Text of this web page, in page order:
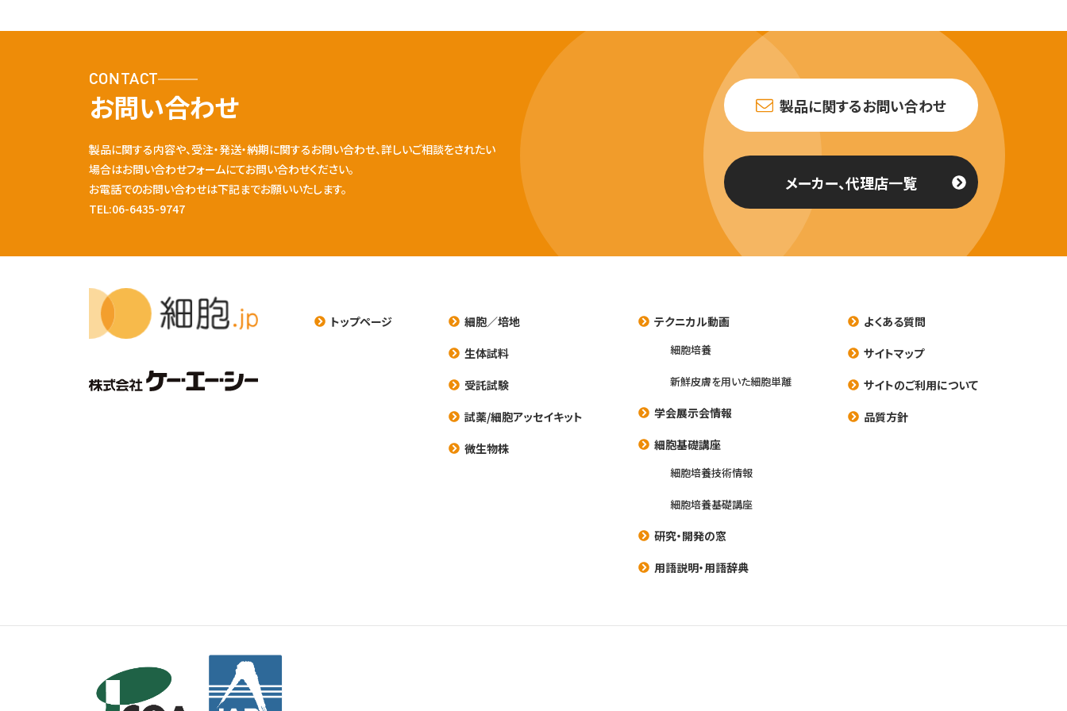
CONTACT
お問い合わせ
製品に関する内容や、受注・発送・納期に関するお問い合わせ、詳しいご相談をされたい
場合はお問い合わせフォームにてお問い合わせください。
お電話でのお問い合わせは下記までお願いいたします。
TEL:06-6435-9747
製品に関するお問い合わせ
メーカー、代理店一覧
トップページ
細胞／培地
生体試料
受託試験
試薬/細胞アッセイキット
微生物株
テクニカル動画
細胞培養
新鮮皮膚を用いた細胞単離
学会展示会情報
細胞基礎講座
細胞培養技術情報
細胞培養基礎講座
研究・開発の窓
用語説明・用語辞典
よくある質問
サイトマップ
サイトのご利用について
品質方針